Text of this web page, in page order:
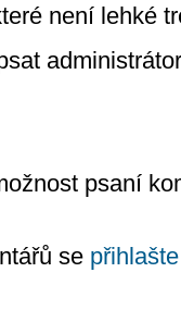
není lehké
psaní
se přihlašte